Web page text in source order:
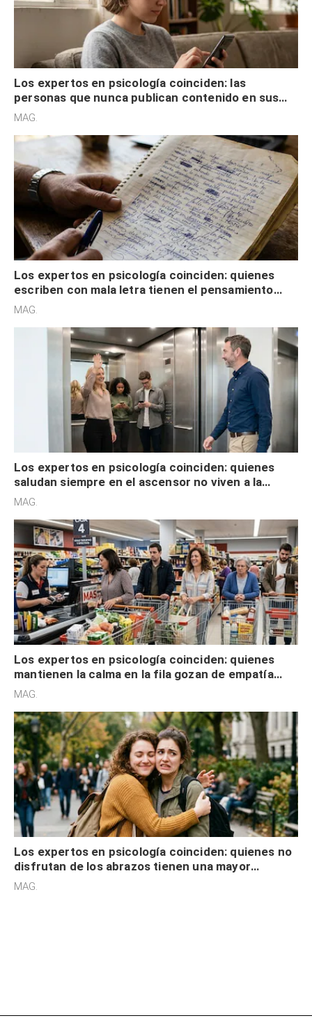
Los expertos en psicología coinciden: las
personas que nunca publican contenido en sus
redes sociales no pretenden buscar validación
MAG.
Los expertos en psicología coinciden: quienes
escriben con mala letra tienen el pensamiento
acelerado y no lo hacen por desinterés
MAG.
Los expertos en psicología coinciden: quienes
saludan siempre en el ascensor no viven a la
defensiva y tienen apertura social
MAG.
Los expertos en psicología coinciden: quienes
mantienen la calma en la fila gozan de empatía
cognitiva, gratitud y no solo tienen autocontrol
MAG.
Los expertos en psicología coinciden: quienes no
disfrutan de los abrazos tienen una mayor
sensibilidad a los estímulos físicos y no es por
MAG.